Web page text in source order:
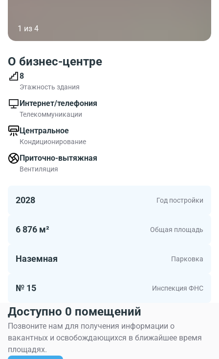
1 из 4
О бизнес-центре
8
Этажность здания
Интернет/телефония
Телекоммуникации
Центральное
Кондиционирование
Приточно-вытяжная
Вентиляция
2028 Год постройки
6 876 м² Общая площадь
Наземная Парковка
№ 15 Инспекция ФНС
Доступно 0 помещений
Позвоните нам для получения информации о
вакантных и освобождающихся в ближайшее время
площадях.